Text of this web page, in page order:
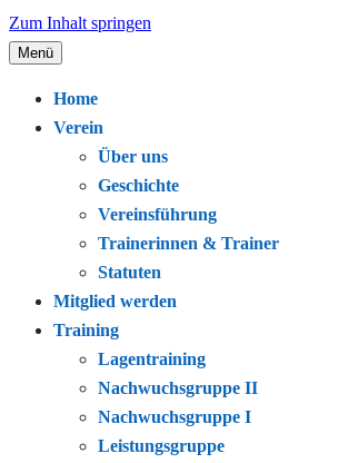
Zum Inhalt springen
Schwimmclub Bregenz
Leidenschaft.
Menü
Home
Verein
Über uns
Geschichte
Vereinsführung
Trainerinnen & Trainer
Statuten
Mitglied werden
Training
Lagentraining
Nachwuchsgruppe II
Nachwuchsgruppe I
Leistungsgruppe